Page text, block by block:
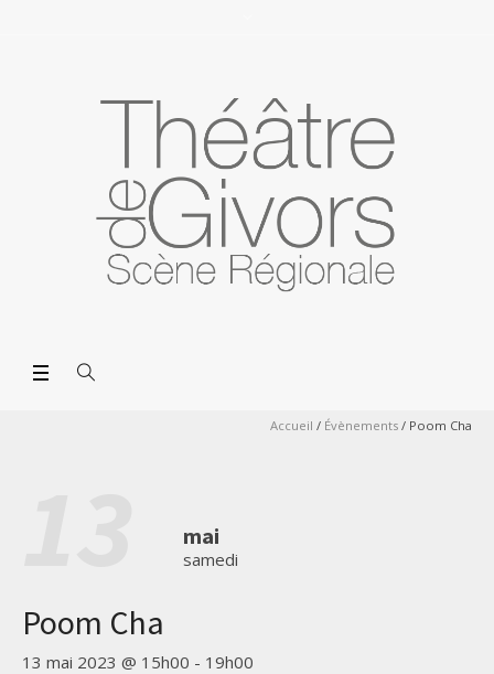
Accueil / Évènements / Poom Cha
mai
samedi
Poom Cha
13 mai 2023 @ 15h00 - 19h00